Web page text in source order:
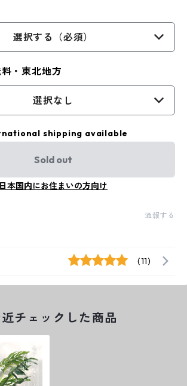
選択する（必須）
・東北地方
選択なし
shipping available
Sold out
日本国内にお住まいの方向け
通報する
(11)
チェックした商品